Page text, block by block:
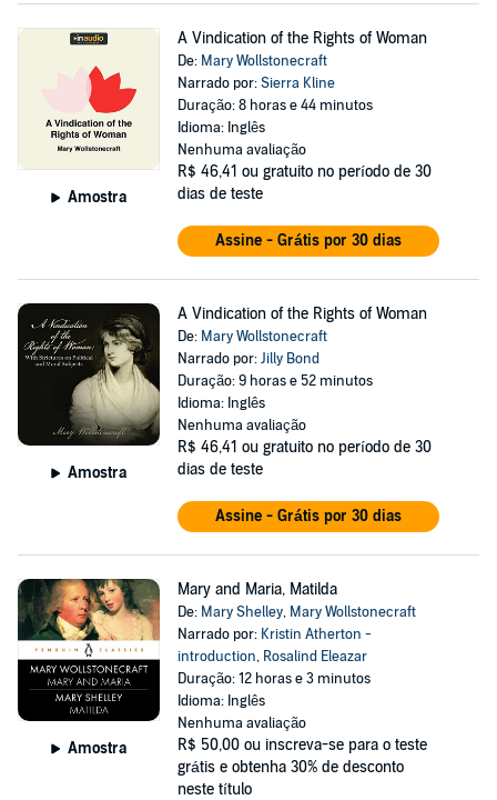
Amostra
A Vindication of the Rights of Woman
De: Mary Wollstonecraft
Narrado por:Sierra Kline
Duração: 8 horas e 44 minutos
Idioma: Inglês
Nenhuma avaliação
R$ 46,41 ou gratuito no período de 30
dias de teste
Assine - Grátis por 30 dias
Amostra
A Vindication of the Rights of Woman
De: Mary Wollstonecraft
Narrado por:Jilly Bond
Duração: 9 horas e 52 minutos
Idioma: Inglês
Nenhuma avaliação
R$ 46,41 ou gratuito no período de 30
dias de teste
Assine - Grátis por 30 dias
Amostra
Mary and Maria, Matilda
De: Mary Shelley, Mary Wollstonecraft
Narrado por: Kristin Atherton -
introduction, Rosalind Eleazar
Duração: 12 horas e 3 minutos
Idioma: Inglês
Nenhuma avaliação
R$ 50,00 ou inscreva-se para o teste
grátis e obtenha 30% de desconto
neste título